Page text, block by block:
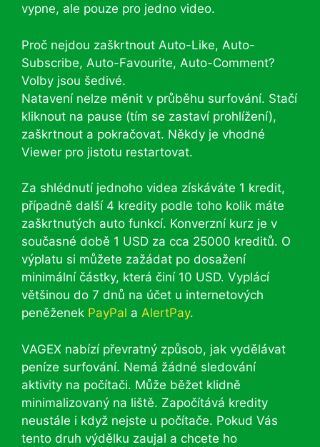
vypne, ale pouze pro jedno video.
Proč nejdou zaškrtnout Auto-Like, Auto-
Subscribe, Auto-Favourite, Auto-Comment?
Volby jsou šedivé.
Natavení nelze měnit v průběhu surfování. Stačí
kliknout na pause (tím se zastaví prohlížení),
zaškrtnout a pokračovat. Někdy je vhodné
Viewer pro jistotu restartovat.
Za shlédnutí jednoho videa získáváte 1 kredit,
případně další 4 kredity podle toho kolik máte
zaškrtnutých auto funkcí. Konverzní kurz je v
současné době 1 USD za cca 25000 kreditů. O
výplatu si můžete zažádat po dosažení
minimální částky, která činí 10 USD. Vyplácí
většinou do 7 dnů na účet u internetových
peněženek PayPal a AlertPay.
VAGEX nabízí převratný způsob, jak vydělávat
peníze surfování. Nemá žádné sledování
aktivity na počítači. Může běžet klidně
minimalizovaný na liště. Započítává kredity
neustále i když nejste u počítače. Pokud Vás
tento druh výdělku zaujal a chcete ho